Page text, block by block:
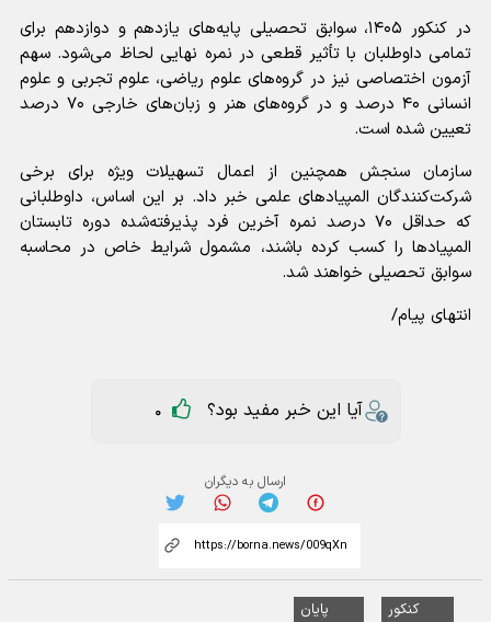
در کنکور ۱۴۰۵، سوابق تحصیلی پایه‌های یازدهم و دوازدهم برای
تمامی داوطلبان با تأثیر قطعی در نمره نهایی لحاظ می‌شود. سهم
آزمون اختصاصی نیز در گروه‌های علوم ریاضی، علوم تجربی و علوم
انسانی ۴۰ درصد و در گروه‌های هنر و زبان‌های خارجی ۷۰ درصد
تعیین شده است.
سازمان سنجش همچنین از اعمال تسهیلات ویژه برای برخی
شرکت‌کنندگان المپیادهای علمی خبر داد. بر این اساس، داوطلبانی
که حداقل ۷۰ درصد نمره آخرین فرد پذیرفته‌شده دوره تابستان
المپیادها را کسب کرده باشند، مشمول شرایط خاص در محاسبه
سوابق تحصیلی خواهند شد.
انتهای پیام/
آیا این خبر مفید بود؟ 0
ارسال به دیگران
کنکور پایان